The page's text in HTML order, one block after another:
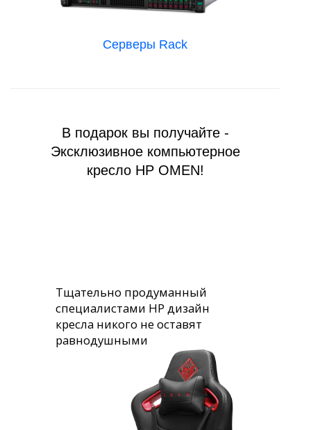
Серверы Rack
В подарок вы получайте -
Эксклюзивное компьютерное
кресло HP OMEN!
Тщательно продуманный
специалистами HP дизайн
кресла никого не оставят
равнодушными